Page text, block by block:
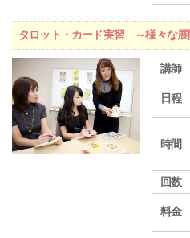
タロット・カード実習 ～様々な展
講師
日程
時間
回数
料金